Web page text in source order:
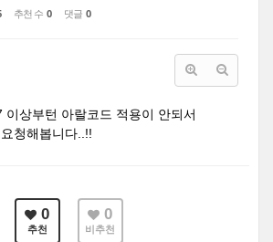
추천 수 0 댓글 0
이상부턴 아랄코드 적용이 안되서
청해봅니다..!!
0
추천
0
비추천